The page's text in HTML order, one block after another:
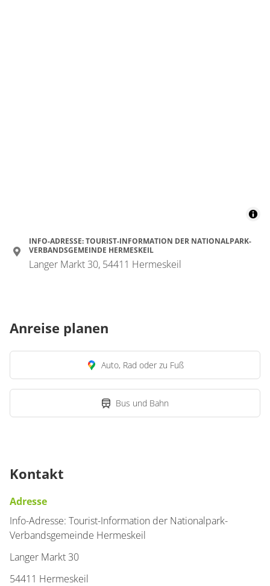
INFO-ADRESSE: TOURIST-INFORMATION DER NATIONALPARK-
VERBANDSGEMEINDE HERMESKEIL
Langer Markt 30, 54411 Hermeskeil
Anreise planen
Auto, Rad oder zu Fuß
Bus und Bahn
Kontakt
Adresse
Info-Adresse: Tourist-Information der Nationalpark-
Verbandsgemeinde Hermeskeil
Langer Markt 30
54411 Hermeskeil